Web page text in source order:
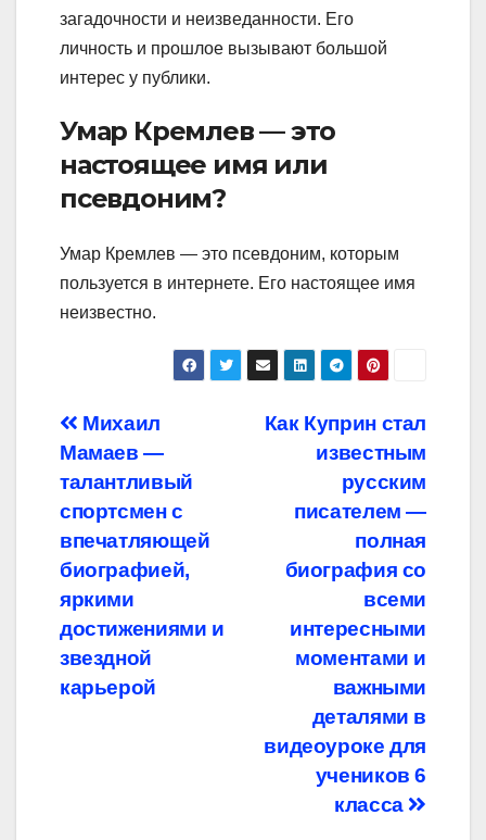
загадочности и неизведанности. Его
личность и прошлое вызывают большой
интерес у публики.
Умар Кремлев — это
настоящее имя или
псевдоним?
Умар Кремлев — это псевдоним, которым
пользуется в интернете. Его настоящее имя
неизвестно.
Навигация
по
записям
Как Куприн стал
известным
русским
писателем —
полная
биография со
всеми
интересными
моментами и
важными
деталями в
видеоуроке для
учеников 6
класса
Михаил
Мамаев —
талантливый
спортсмен с
впечатляющей
биографией,
яркими
достижениями и
звездной
карьерой